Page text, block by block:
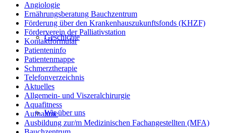
Geschichte
Wir über uns
Angiologie
Ernährungsberatung Bauchzentrum
Förderung über den Krankenhauszukunftsfonds (KHZF)
Förderverein der Palliativstation
Kontaktformular
Patienteninfo
Patientenmappe
Schmerztherapie
Telefonverzeichnis
Aktuelles
Allgemein- und Viszeralchirurgie
Aquafitness
Aufnahme
Ausbildung zur/m Medizinischen Fachangestellten (MFA)